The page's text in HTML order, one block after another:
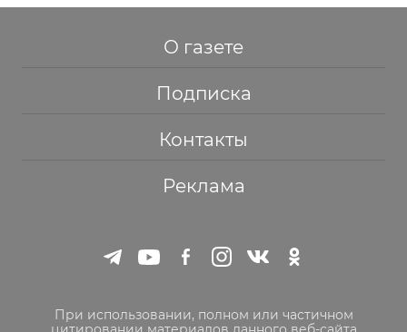
О газете
Подписка
Контакты
Реклама
При использовании, полном или частичном